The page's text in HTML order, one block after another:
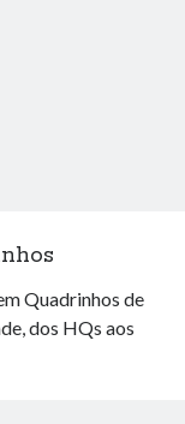
Quadrinhos de
dos HQs aos